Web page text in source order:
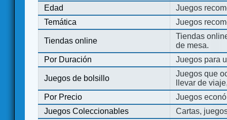
Edad
Juegos
Temática
Juegos
Tiendas online
Tiendas
de mesa.
Por Duración
Juegos para
Juegos de bolsillo
Juegos que
llevar de
Por Precio
Juegos
Juegos Coleccionables
Cartas,